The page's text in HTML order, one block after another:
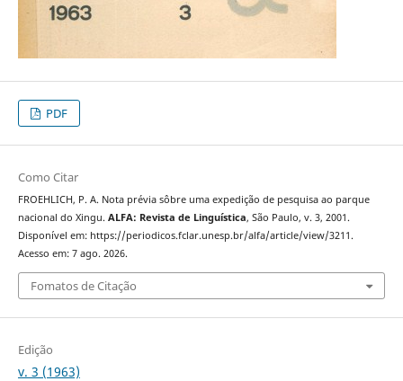
PDF
Como Citar
FROEHLICH, P. A. Nota prévia sôbre uma expedição de pesquisa ao parque
nacional do Xingu. ALFA: Revista de Linguística, São Paulo, v. 3, 2001.
Disponível em: https://periodicos.fclar.unesp.br/alfa/article/view/3211.
Acesso em: 7 ago. 2026.
Fomatos de Citação
Edição
v. 3 (1963)